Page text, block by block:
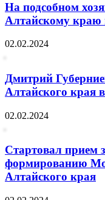
На подсобном
Алтайскому краю
02.02.2024
Дмитрий
Алтайского края
02.02.2024
Стартовал прием
формированию
Алтайского края